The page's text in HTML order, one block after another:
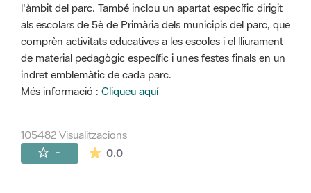
l'àmbit del parc. També inclou un apartat específic dirigit
als escolars de 5è de Primària dels municipis del parc, que
comprèn activitats educatives a les escoles i el lliurament
de material pedagògic específic i unes festes finals en un
indret emblemàtic de cada parc.
Més informació : Cliqueu aquí
105482 Visualitzacions
- 0.0La mitjana de les valoracions és de 0